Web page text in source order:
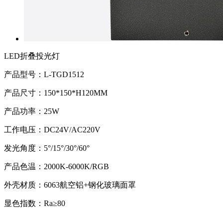
LED折叠投光灯
产品型号：L-TGD1512
产品尺寸：150*150*H120MM
产品功率：25W
工作电压：DC24V/AC220V
发光角度：5°/15°/30°/60°
产品色温：2000K-6000K/RGB
外壳材质：6063航空铝+钢化玻璃面罩
显色指数：Ra≥80